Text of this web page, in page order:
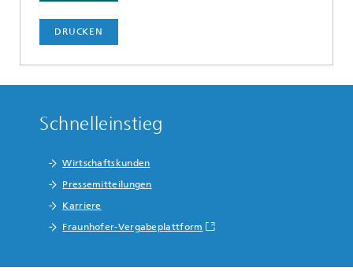
DRUCKEN
Schnelleinstieg
Wirtschaftskunden
Pressemitteilungen
Karriere
Fraunhofer-Vergabeplattform